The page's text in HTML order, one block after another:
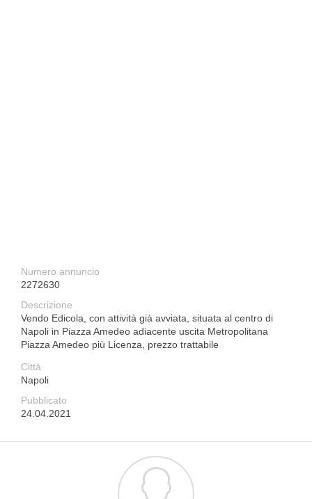
Numero annuncio
2272630
Descrizione
Vendo Edicola, con attività già avviata, situata al centro di
Napoli in Piazza Amedeo adiacente uscita Metropolitana
Piazza Amedeo più Licenza, prezzo trattabile
Città
Napoli
Pubblicato
24.04.2021